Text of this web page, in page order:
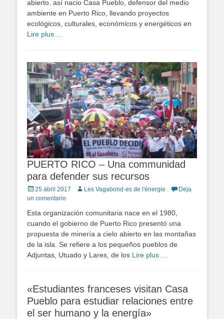
abierto. así nacio Casa Pueblo, defensor del medio
ambiente en Puerto Rico, llevando proyectos
ecológicos, culturales, económicos y energéticos en
Lire plus …
PUERTO RICO – Una communidad
para defender sus recursos
Publicado
en
25 abril 2017 AutorLes Vagabond·es de l'énergie
Deja
un comentario
Esta organización comunitaria nace en el 1980,
cuando el gobierno de Puerto Rico presentó una
propuesta de minería a cielo abierto en las montañas
de la isla. Se refiere a los pequeños pueblos de
Adjuntas, Utuado y Lares, de los Lire plus …
«Estudiantes franceses visitan Casa
Pueblo para estudiar relaciones entre
el ser humano y la energía»